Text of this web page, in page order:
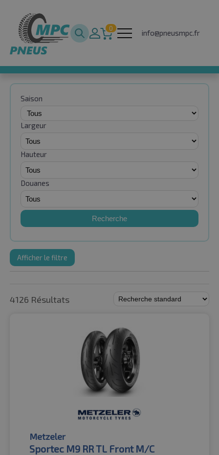
0
info@pneusmpc.fr
Saison
Largeur
Hauteur
Douanes
Recherche
Afficher le filtre
4126 Résultats
Metzeler
Sportec M9 RR TL Front M/C